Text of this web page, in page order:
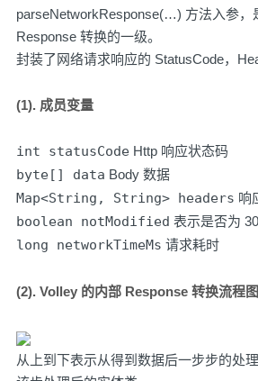
parseNetworkResponse(…) 方法入参，
Response 转换的一级。
封装了网络请求响应的 StatusCode，
(1). 成员变量
int statusCode Http 响应状态码
byte[] data Body 数据
Map<String, String> headers 响
boolean notModified 表示是否为
long networkTimeMs 请求耗时
(2). Volley 的内部 Response 转换流程图
从上到下表示从得到数据后一步步的处